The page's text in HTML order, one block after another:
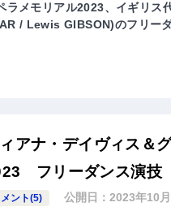
ラメモリアル2023、イギリス
/ Lewis GIBSON)のフリー
アナ・デイヴィス＆
フリーダンス演技
ント(5) 公開日：2023年10